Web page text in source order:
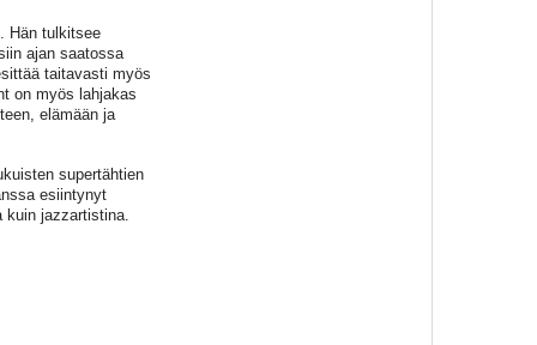
Hän tulkitsee
ajan saatossa
taitavasti myös
on myös lahjakas
elämään ja
supertähtien
esiintynyt
kuin jazzartistina.